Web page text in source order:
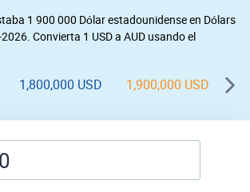
1 900 000 Dólar estadounidense en Dólars
Convierta 1 USD a AUD usando el
1,800,000 USD 1,900,000 USD